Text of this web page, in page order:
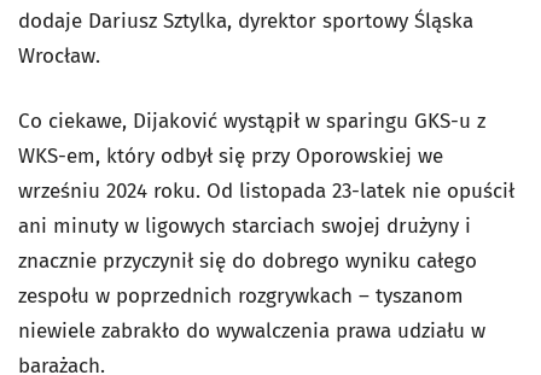
dodaje Dariusz Sztylka, dyrektor sportowy Śląska
Wrocław.
Co ciekawe, Dijaković wystąpił w sparingu GKS-u z
WKS-em, który odbył się przy Oporowskiej we
wrześniu 2024 roku. Od listopada 23-latek nie opuścił
ani minuty w ligowych starciach swojej drużyny i
znacznie przyczynił się do dobrego wyniku całego
zespołu w poprzednich rozgrywkach – tyszanom
niewiele zabrakło do wywalczenia prawa udziału w
barażach.